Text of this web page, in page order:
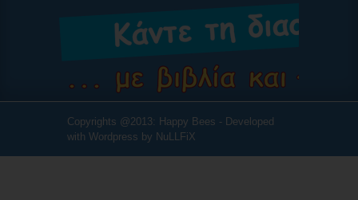
Copyrights @2013: Happy Bees - Developed
with Wordpress by NuLLFiX